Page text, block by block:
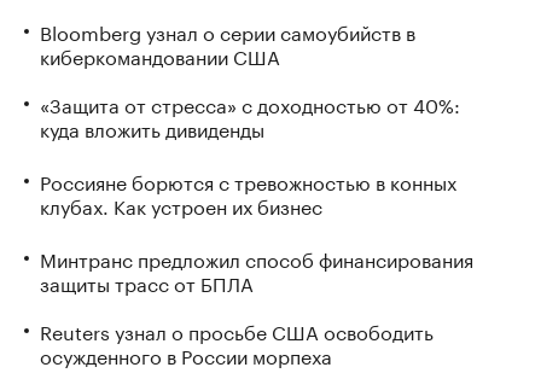
Bloomberg узнал о серии самоубийств в
киберкомандовании США
«Защита от стресса» с доходностью от 40%:
куда вложить дивиденды
Россияне борются с тревожностью в конных
клубах. Как устроен их бизнес
Минтранс предложил способ финансирования
защиты трасс от БПЛА
Reuters узнал о просьбе США освободить
осужденного в России морпеха